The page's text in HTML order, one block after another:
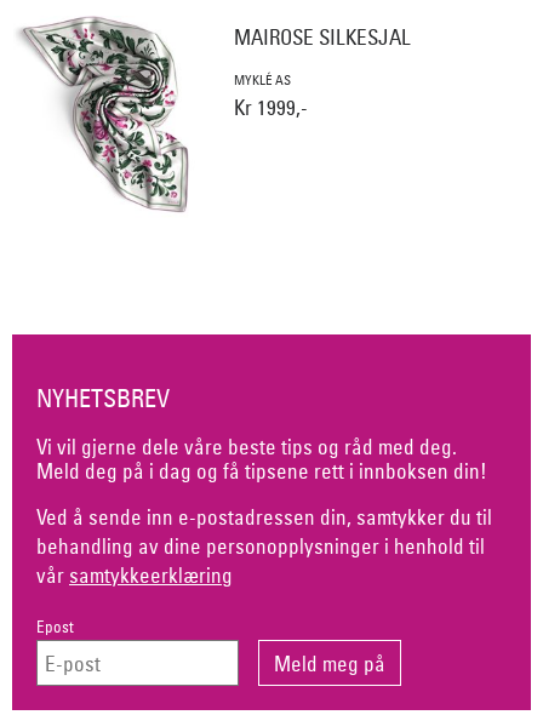
MAIROSE SILKESJAL
MYKLÉ AS
Kr 1999,-
NYHETSBREV
Vi vil gjerne dele våre beste tips og råd med deg.
Meld deg på i dag og få tipsene rett i innboksen din!
Ved å sende inn e-postadressen din, samtykker du til
behandling av dine personopplysninger i henhold til
vår samtykkeerklæring
Epost